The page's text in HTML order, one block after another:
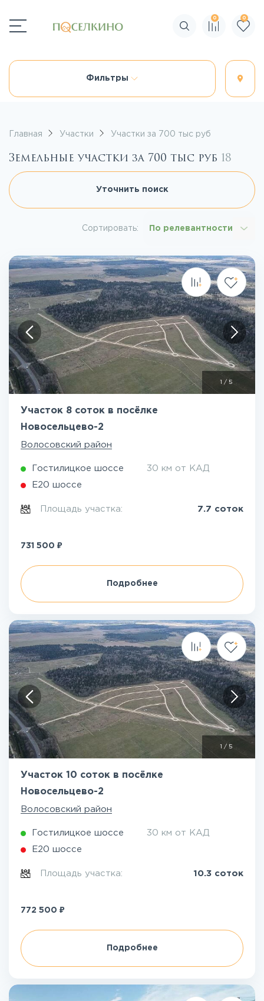
Поиск по сайту
0 0
Фильтры
Главная Участки Участки за 700 тыс руб
Земельные участки за 700 тыс руб 18
Уточнить поиск
Сортировать: По релевантности
/ 5
Участок 8 соток в посёлке
Новосельцево-2
Волосовский район
Гостилицкое шоссе 30 км от КАД
Е20 шоссе
Площадь участка: 7.7 соток
731 500 ₽
Подробнее
/ 5
Участок 10 соток в посёлке
Новосельцево-2
Волосовский район
Гостилицкое шоссе 30 км от КАД
Е20 шоссе
Площадь участка: 10.3 соток
772 500 ₽
Подробнее